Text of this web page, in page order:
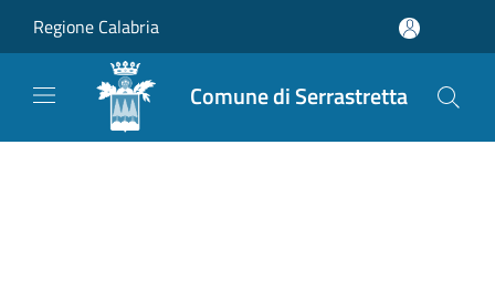
Regione Calabria
Comune di Serrastretta